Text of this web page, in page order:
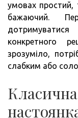
умовах простий,
бажаючий.
конкретного
зрозуміло,
слабким або